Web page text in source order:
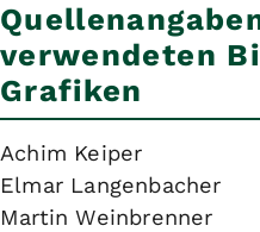
verwendeten
Grafiken
Achim Keiper
Elmar Langenbacher
Martin Weinbrenner